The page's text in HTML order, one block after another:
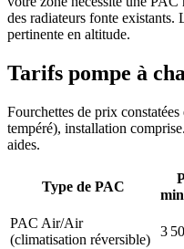
des radiateurs fonte existants.
pertinente en altitude.
Tarifs pompe à
Fourchettes de prix constatées
tempéré), installation
aides.
Type de PAC
PAC Air/Air
(climatisation réversible)
3